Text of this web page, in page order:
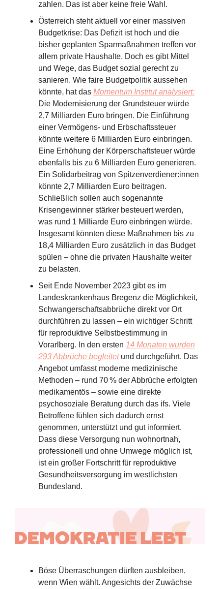
zahlen. Das ist aber keine freie Wahl.
Österreich steht aktuell vor einer massiven
Budgetkrise: Das Defizit ist hoch und die
bisher geplanten Sparmaßnahmen treffen vor
allem private Haushalte. Doch es gibt Mittel
und Wege, das Budget sozial gerecht zu
sanieren. Wie faire Budgetpolitik aussehen
könnte, hat das Momentum Institut analysiert:
Die Modernisierung der Grundsteuer würde
2,7 Milliarden Euro bringen. Die Einführung
einer Vermögens- und Erbschaftssteuer
könnte weitere 6 Milliarden Euro einbringen.
Eine Erhöhung der Körperschaftsteuer würde
ebenfalls bis zu 6 Milliarden Euro generieren.
Ein Solidarbeitrag von Spitzenverdiener:innen
könnte 2,7 Milliarden Euro beitragen.
Schließlich sollen auch sogenannte
Krisengewinner stärker besteuert werden,
was rund 1 Milliarde Euro einbringen würde.
Insgesamt könnten diese Maßnahmen bis zu
18,4 Milliarden Euro zusätzlich in das Budget
spülen – ohne die privaten Haushalte weiter
zu belasten.
Seit Ende November 2023 gibt es im
Landeskrankenhaus Bregenz die Möglichkeit,
Schwangerschaftsabbrüche direkt vor Ort
durchführen zu lassen – ein wichtiger Schritt
für reproduktive Selbstbestimmung in
Vorarlberg. In den ersten 14 Monaten wurden
293 Abbrüche begleitetund durchgeführt. Das
Angebot umfasst moderne medizinische
Methoden – rund 70 % der Abbrüche erfolgten
medikamentös – sowie eine direkte
psychosoziale Beratung durch das ifs. Viele
Betroffene fühlen sich dadurch ernst
genommen, unterstützt und gut informiert.
Dass diese Versorgung nun wohnortnah,
professionell und ohne Umwege möglich ist,
ist ein großer Fortschritt für reproduktive
Gesundheitsversorgung im westlichsten
Bundesland.
Böse Überraschungen dürften ausbleiben,
wenn Wien wählt. Angesichts der Zuwächse